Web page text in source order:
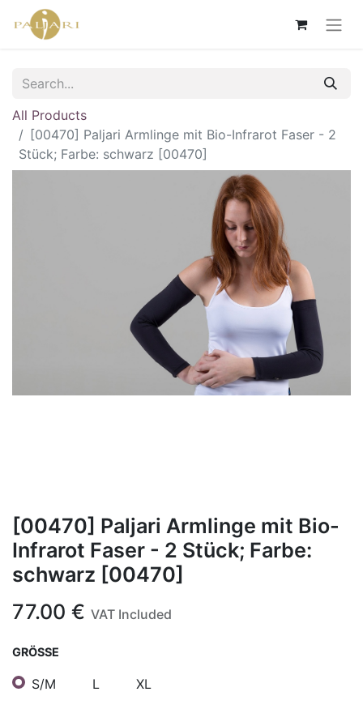
All Products
[00470] Paljari Armlinge mit Bio-Infrarot Faser - 2
Stück; Farbe: schwarz [00470]
[00470] Paljari Armlinge mit Bio-
Infrarot Faser - 2 Stück; Farbe:
schwarz [00470]
77.00 € VAT Included
GRÖSSE
S/M L XL